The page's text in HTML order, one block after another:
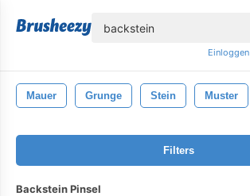
Einloggen
Mauer Grunge Stein Muster
Filters
Backstein Pinsel